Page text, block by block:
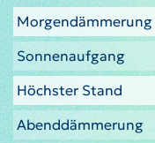
Morgendämmerung
Sonnenaufgang
Höchster Stand
Abenddämmerung